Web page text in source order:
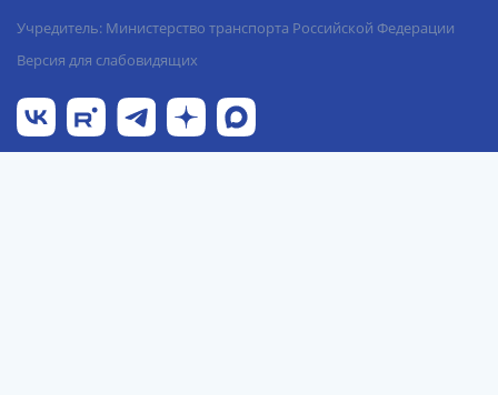
Учредитель: Министерство транспорта Российской Федерации
Версия для слабовидящих